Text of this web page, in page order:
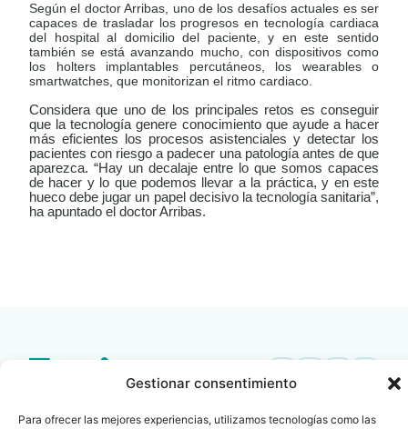
Gestionar consentimiento
Para ofrecer las mejores experiencias, utilizamos tecnologías como las
Según el doctor Arribas, uno de los desafíos actuales es ser
capaces de trasladar los progresos en tecnología cardiaca
del hospital al domicilio del paciente, y en este sentido
también se está avanzando mucho, con dispositivos como
los holters implantables percutáneos, los wearables o
smartwatches, que monitorizan el ritmo cardiaco.
Considera que uno de los principales retos es conseguir
que la tecnología genere conocimiento que ayude a hacer
más eficientes los procesos asistenciales y detectar los
pacientes con riesgo a padecer una patología antes de que
aparezca. “Hay un decalaje entre lo que somos capaces
de hacer y lo que podemos llevar a la práctica, y en este
hueco debe jugar un papel decisivo la tecnología sanitaria”,
ha apuntado el doctor Arribas.